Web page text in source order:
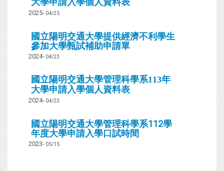
大學申請入學個人資料表
2025- 04/25
國立陽明交通大學提供經濟不利學生
參加大學甄試補助申請單
2024- 04/23
國立陽明交通大學管理科學系113年
大學申請入學個人資料表
2024- 04/23
國立陽明交通大學管理科學系112學
年度大學申請入學口試時間
2023- 05/15